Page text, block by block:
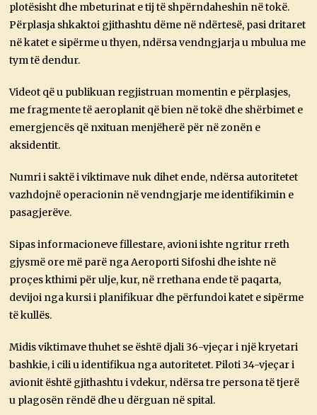
plotësisht dhe mbeturinat e tij të shpërndaheshin në tokë.
Përplasja shkaktoi gjithashtu dëme në ndërtesë, pasi dritaret
në katet e sipërme u thyen, ndërsa vendngjarja u mbulua me
tym të dendur.
Videot që u publikuan regjistruan momentin e përplasjes,
me fragmente të aeroplanit që bien në tokë dhe shërbimet e
emergjencës që nxituan menjëherë për në zonën e
aksidentit.
Numri i saktë i viktimave nuk dihet ende, ndërsa autoritetet
vazhdojnë operacionin në vendngjarje me identifikimin e
pasagjerëve.
Sipas informacioneve fillestare, avioni ishte ngritur rreth
gjysmë ore më parë nga Aeroporti Sifoshi dhe ishte në
proçes kthimi për ulje, kur, në rrethana ende të paqarta,
devijoi nga kursi i planifikuar dhe përfundoi katet e sipërme
të kullës.
Midis viktimave thuhet se është djali 36-vjeçar i një kryetari
bashkie, i cili u identifikua nga autoritetet. Piloti 34-vjeçar i
avionit është gjithashtu i vdekur, ndërsa tre persona të tjerë
u plagosën rëndë dhe u dërguan në spital.